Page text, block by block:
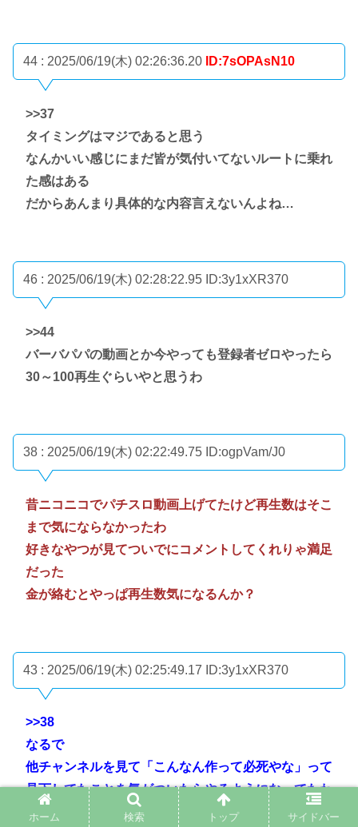
44 : 2025/06/19(木) 02:26:36.20 ID:7sOPAsN10
>>37
タイミングはマジであると思う
なんかいい感じにまだ皆が気付いてないルートに乗れ
た感はある
だからあんまり具体的な内容言えないんよね…
46 : 2025/06/19(木) 02:28:22.95 ID:3y1xXR370
>>44
バーバパパの動画とか今やっても登録者ゼロやったら
30～100再生ぐらいやと思うわ
38 : 2025/06/19(木) 02:22:49.75 ID:ogpVam/J0
昔ニコニコでパチスロ動画上げてたけど再生数はそこ
まで気にならなかったわ
好きなやつが見てついでにコメントしてくれりゃ満足
だった
金が絡むとやっぱ再生数気になるんか？
43 : 2025/06/19(木) 02:25:49.17 ID:3y1xXR370
>>38
なるで
他チャンネルを見て「こんなん作って必死やな」って
見下してたことを気がついたらやるようになってたわ
そしたら同様の再生数命みたいなやつらと感情のチュ
ホーム 検索 トップ サイドバー